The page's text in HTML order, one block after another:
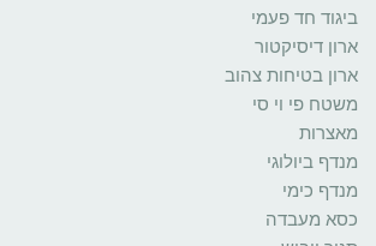
ביגוד חד פעמי
ארון דיסיקטור
ארון בטיחות צהוב
משטח פי וי סי
מאצרות
מנדף ביולוגי
מנדף כימי
כסא מעבדה